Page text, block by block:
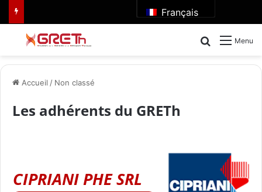
Français
Menu
Rechercher
Accueil / Non classé
Les adhérents du GRETh
CIPRIANI PHE SRL